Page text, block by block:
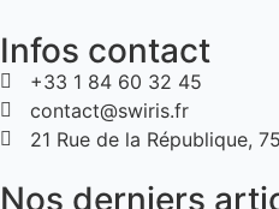
Infos contact
+33 1 84 60 32 45
contact@swiris.fr
21 Rue de la République,
Nos derniers